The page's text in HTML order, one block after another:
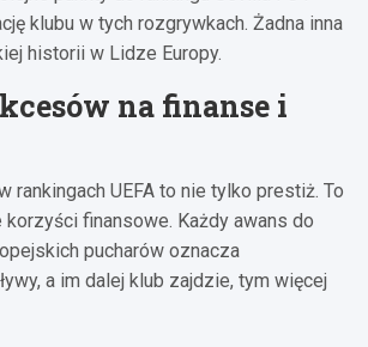
klubu w tych rozgrywkach. Żadna inna
historii w Lidze Europy.
na finanse i
rankingach UEFA to nie tylko prestiż. To
finansowe. Każdy awans do
pucharów oznacza
a im dalej klub zajdzie, tym więcej